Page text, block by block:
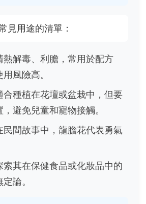
見用途的清單：
熱解毒、利膽，常用於配方
風險高。
合種植在花壇或盆栽中，但要
避免兒童和寵物接觸。
民間故事中，龍膽花代表勇氣
索其在保健食品或化妝品中的
論。